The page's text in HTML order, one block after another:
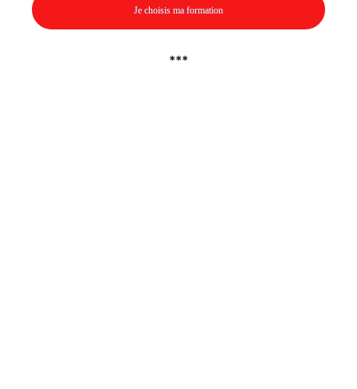
Je choisis ma formation
***